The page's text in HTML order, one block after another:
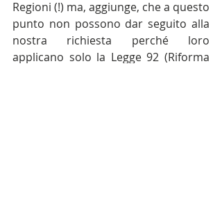
Regioni (!) ma, aggiunge, che a questo
punto non possono dar seguito alla
nostra richiesta perché loro
applicano solo la Legge 92 (Riforma